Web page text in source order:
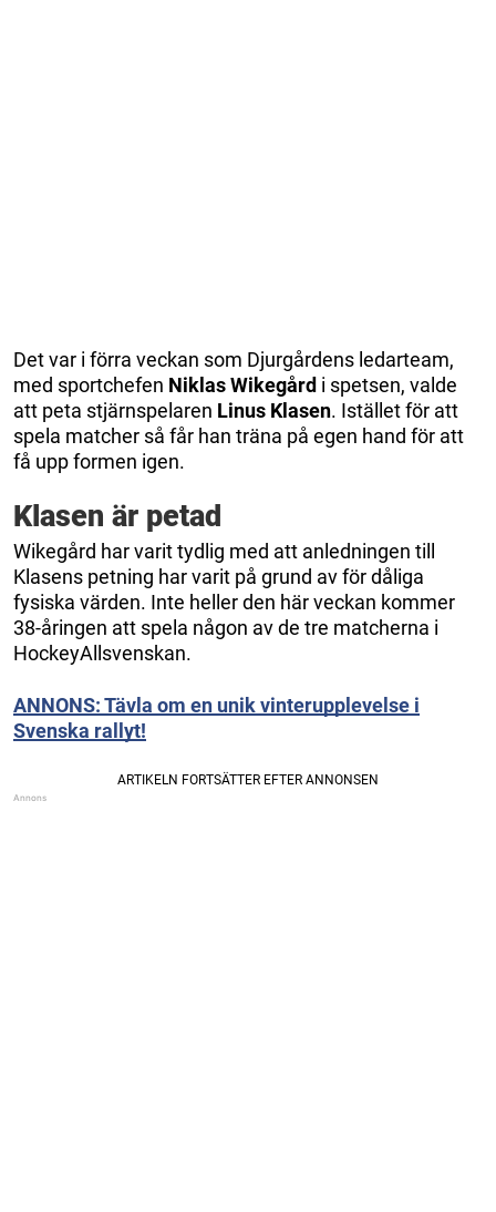
Det var i förra veckan som Djurgårdens ledarteam,
med sportchefen Niklas Wikegård i spetsen, valde
att peta stjärnspelaren Linus Klasen. Istället för att
spela matcher så får han träna på egen hand för att
få upp formen igen.
Klasen är petad
Wikegård har varit tydlig med att anledningen till
Klasens petning har varit på grund av för dåliga
fysiska värden. Inte heller den här veckan kommer
38-åringen att spela någon av de tre matcherna i
HockeyAllsvenskan.
ANNONS: Tävla om en unik vinterupplevelse i
Svenska rallyt!